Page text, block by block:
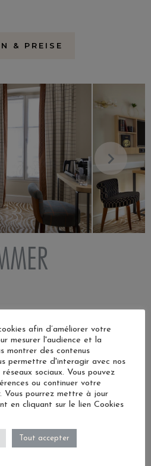
& PREISE
Oder 2 Betten von 90 x
& PREISE
afin d’améliorer votre
mesurer l'audience et la
montrer des contenus
permettre d'interagir avec nos
sociaux. Vous pouvez
ou continuer votre
Vous pourrez mettre à jour
en cliquant sur le lien Cookies
Tout accepter